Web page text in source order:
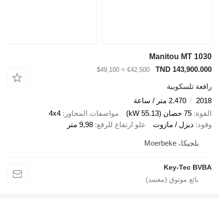
Manitou MT 1030
TND 143,900.000
€42,500
≈ $49,100
رافعة تلسكوبية
2018
2.470 متر / ساعة
القوة 75 حصان (55.13 kW) مواصفات المحاور
4x4
وقود ديزل / مازوت علو ارتفاع للرفع 9,98 متر
بلجيكا، Moerbeke
Key-Tec BVBA